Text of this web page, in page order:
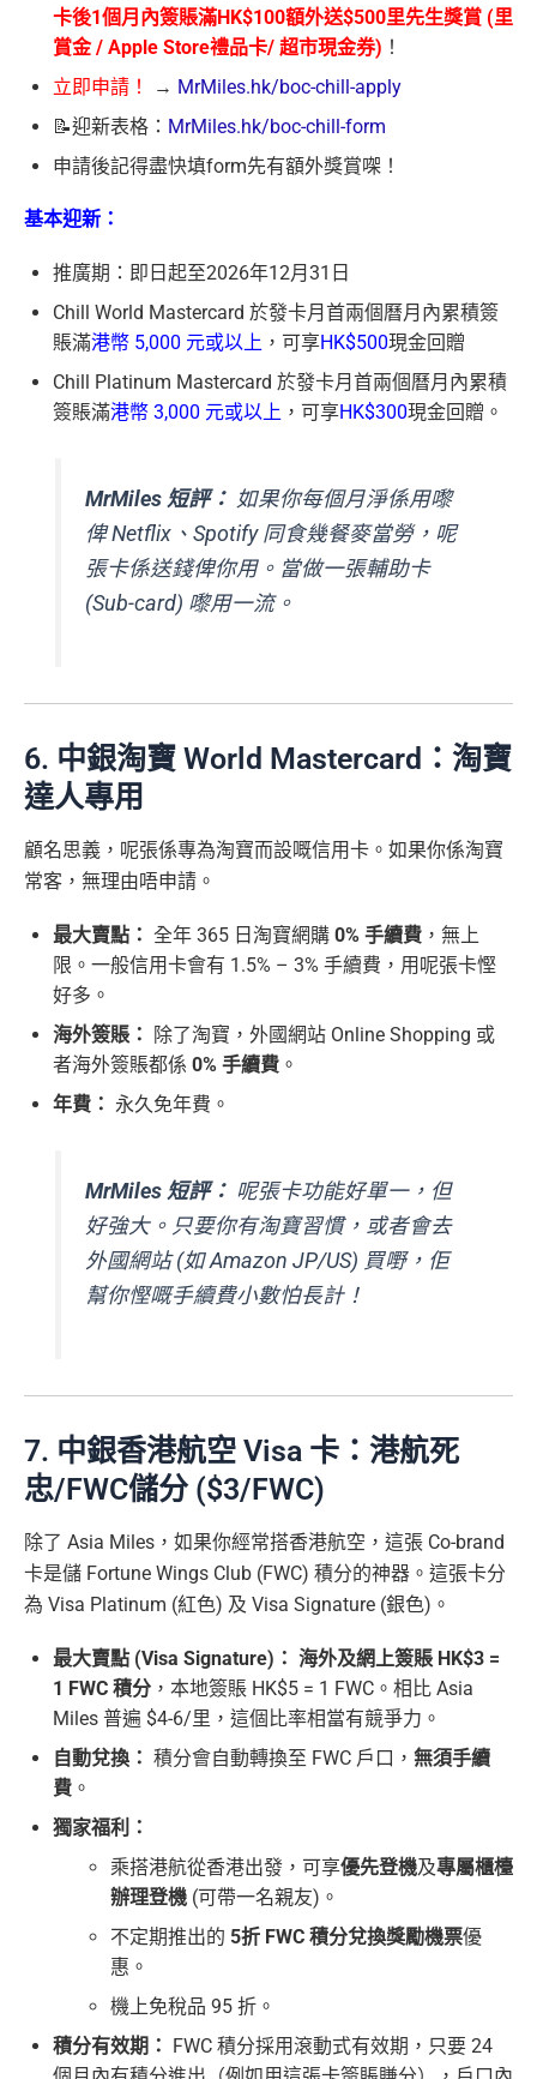
卡後1個月內簽賬滿HK$100額外送$500⾥先⽣獎賞 (⾥
賞⾦ / Apple Store禮品卡/ 超市現⾦券) ！
立即申請！
→ MrMiles.hk/boc-chill-apply
📝迎新表格： MrMiles.hk/boc-chill-form
申請後記得盡快填form先有額外獎賞㗎！
基本迎新：
推廣期：即日起至2026年12月31日
Chill World Mastercard 於發卡月首兩個曆月內累積簽
賬滿港幣 5,000 元或以上 ，可享HK$500現金回贈
Chill Platinum Mastercard 於發卡月首兩個曆月內累積
簽賬滿港幣 3,000 元或以上 ，可享HK$300現金回贈。
MrMiles 短評： 如果你每個月淨係用嚟
俾 Netflix、Spotify 同食幾餐麥當勞，呢
張卡係送錢俾你用。當做一張輔助卡
(Sub-card) 嚟用一流。
6. 中銀淘寶 World Mastercard：淘寶
達人專用
顧名思義，呢張係專為淘寶而設嘅信用卡。如果你係淘寶
常客，無理由唔申請。
最大賣點： 全年 365 日淘寶網購 0% 手續費 ，無上
限。一般信用卡會有 1.5% – 3% 手續費，用呢張卡慳
好多。
海外簽賬：
除了淘寶，外國網站 Online Shopping 或
者海外簽賬都係 0% 手續費 。
年費： 永久免年費。
MrMiles 短評： 呢張卡功能好單一，但
好強大。只要你有淘寶習慣，或者會去
外國網站 (如 Amazon JP/US) 買嘢，佢
幫你慳嘅手續費小數怕長計！
7. 中銀香港航空 Visa 卡：港航死
忠/FWC儲分 ($3/FWC)
除了 Asia Miles，如果你經常搭香港航空，這張 Co-brand
卡是儲 Fortune Wings Club (FWC) 積分的神器。這張卡分
為 Visa Platinum (紅色) 及 Visa Signature (銀色)。
最大賣點 (Visa Signature)： 海外及網上簽賬 HK$3 =
1 FWC 積分 ，本地簽賬 HK$5 = 1 FWC。相比 Asia
Miles 普遍 $4-6/里，這個比率相當有競爭力。
自動兌換： 積分會自動轉換至 FWC 戶口， 無須手續
費 。
獨家福利：
乘搭港航從香港出發，可享優先登機及專屬櫃檯
辦理登機 (可帶一名親友)。
不定期推出的 5折 FWC 積分兌換獎勵機票優
惠。
機上免稅品 95 折。
積分有效期：
FWC 積分採用滾動式有效期，只要 24